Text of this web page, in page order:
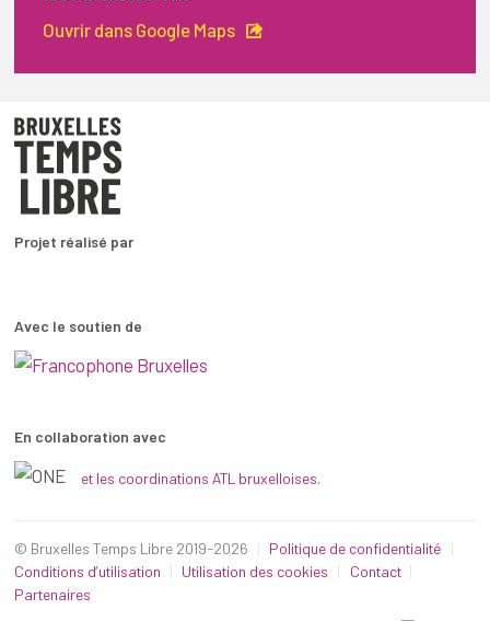
Ouvrir dans Google Maps
Projet réalisé par
Avec le soutien de
En collaboration avec
et les coordinations ATL bruxelloises.
© Bruxelles Temps Libre 2019-2026
Politique de confidentialité
Conditions d’utilisation
Utilisation des cookies
Contact
Partenaires